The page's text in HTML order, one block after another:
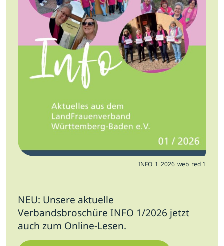
Presse
Intern
Login
Mitglied werden
INFO_1_2026_web_red 1
NEU: Unsere aktuelle
Verbandsbroschüre INFO 1/2026 jetzt
auch zum Online-Lesen.